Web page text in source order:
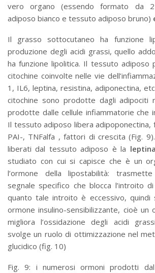
vero organo (essendo formato da
adiposo bianco e tessuto adiposo bruno)
Il grasso sottocutaneo ha funzione
produzione degli acidi grassi, quello
ha funzione lipolitica. Il tessuto adiposo
citochine coinvolte nelle vie
1, IL6, leptina, resistina, adiponectina,
citochine sono prodotte dagli adipociti
prodotte dalle cellule infiammatorie che
Il tessuto adiposo libera adipoponectina,
PAI-, TNFalfa , fattori di crescita (Fig.
liberati dal tessuto adiposo è la leptina
studiato con cui si capisce che è un
l’ormone della lipostabilità: trasmette
segnale specifico che blocca l’introito
quanto tale introito è eccessivo, quindi
ormone insulino-sensibilizzante, cioè un
migliora l’ossidazione degli acidi
svolge un ruolo di ottimizzazione nel
glucidico (fig. 10)
Fig. 9: i numerosi ormoni prodotti